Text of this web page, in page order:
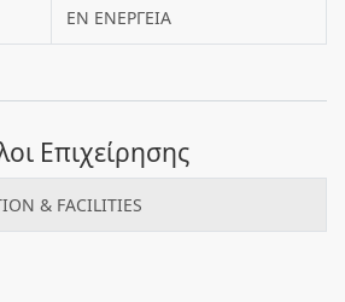
ΕΝ ΕΝΕΡΓΕΙΑ
Επιχείρησης
& FACILITIES